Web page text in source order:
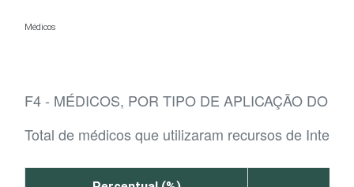
Médicos
F4 - MÉDICOS, POR TIPO DE APLICAÇÃO DO
Total de médicos que utilizaram recursos de